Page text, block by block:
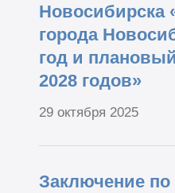
Новосибирска
города
год и
2028 годов»
29 октября 2025
Заключение по